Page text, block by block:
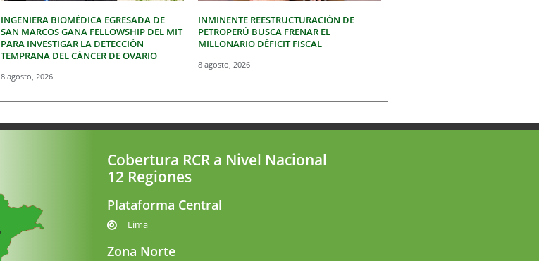
INGENIERA BIOMÉDICA EGRESADA DE
SAN MARCOS GANA FELLOWSHIP DEL MIT
PARA INVESTIGAR LA DETECCIÓN
TEMPRANA DEL CÁNCER DE OVARIO
8 agosto, 2026
INMINENTE REESTRUCTURACIÓN DE
PETROPERÚ BUSCA FRENAR EL
MILLONARIO DÉFICIT FISCAL
8 agosto, 2026
Cobertura RCR a Nivel Nacional
12 Regiones
Plataforma Central
Lima
Zona Norte